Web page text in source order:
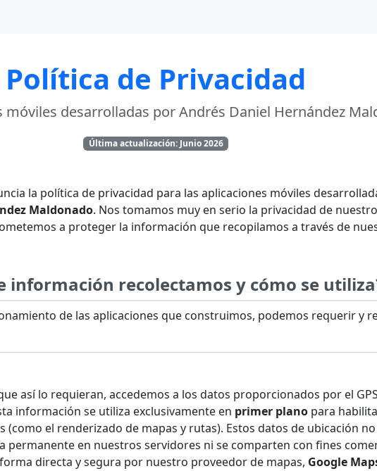
Política de Privacidad
móviles desarrolladas por Andrés Daniel Hernández
Última actualización: Junio 2026
la política de privacidad para las aplicaciones móviles
Maldonado. Nos tomamos muy en serio la privacidad de
a proteger la información que recopilamos a través de
información recolectamos y cómo se
de las aplicaciones que construimos, podemos requerir y
así lo requieran, accedemos a los datos proporcionados por el
información se utiliza exclusivamente en primer planopara
(como el renderizado de mapas y rutas). Estos datos de ubicación no
permanente en nuestros servidores ni se comparten con fines
directa y segura por nuestro proveedor de mapas, Google